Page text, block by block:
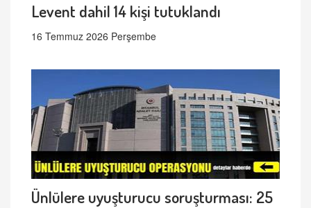
Levent dahil 14 kişi tutuklandı
16 Temmuz 2026 Perşembe
Ünlülere uyuşturucu soruşturması: 25